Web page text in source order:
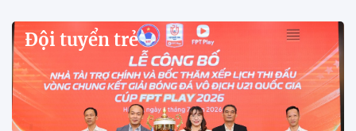
Xã Hùng Châu tưng bừng khai mạc giải bóng đá
truyền thống lần thứ VI
Giải bóng đá truyền thống xã Hùng Châu lần thứ VI
chính thức khởi tranh với sự tham gia của 14 đội
bóng, hứa hẹn mang đến những trận cầu hấp dẫn.